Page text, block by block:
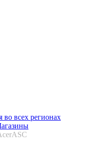
во всех регионах